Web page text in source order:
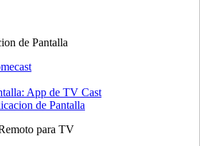
de Pantalla
App de TV Cast
de Pantalla
para TV